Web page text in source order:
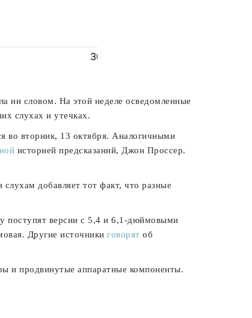
ни словом. На этой неделе осведомленные
слухах и утечках.
во вторник, 13 октября. Аналогичными
историей предсказаний, Джон Проссер.
добавляет тот факт, что разные
поступят версии с 5,4 и 6,1-дюймовыми
Другие источники говорят об
и продвинутые аппаратные компоненты.